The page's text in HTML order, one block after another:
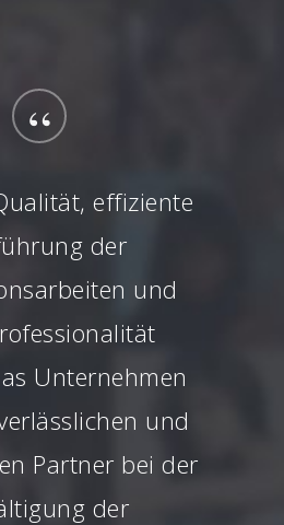
“
effiziente
der
und
Unternehmen
und
Partner bei der
der